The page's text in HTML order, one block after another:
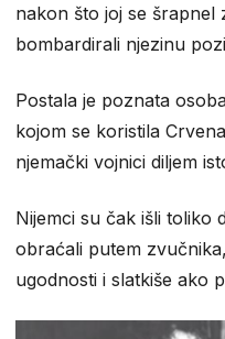
nakon što joj se šrapnel
bombardirali njezinu
Postala je poznata
kojom se koristila
njemački vojnici diljem
Nijemci su čak išli toliko
obraćali putem
ugodnosti i slatkiše ako